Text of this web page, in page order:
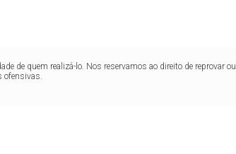
de quem realizá-lo. Nos reservamos ao direito de reprovar
ofensivas.